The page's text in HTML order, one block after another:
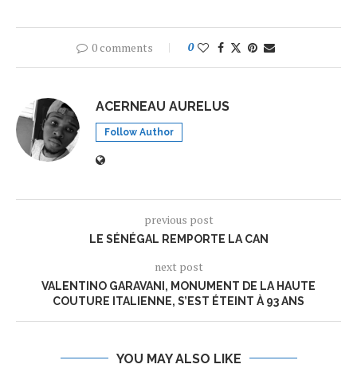
0 comments 0
ACERNEAU AURELUS
Follow Author
previous post
LE SÉNÉGAL REMPORTE LA CAN
next post
VALENTINO GARAVANI, MONUMENT DE LA HAUTE
COUTURE ITALIENNE, S’EST ÉTEINT À 93 ANS
YOU MAY ALSO LIKE